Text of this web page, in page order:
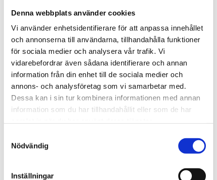
Denna webbplats använder cookies
Vi använder enhetsidentifierare för att anpassa innehållet
och annonserna till användarna, tillhandahålla funktioner
för sociala medier och analysera vår trafik. Vi
vidarebefordrar även sådana identifierare och annan
information från din enhet till de sociala medier och
annons- och analysföretag som vi samarbetar med.
Dessa kan i sin tur kombinera informationen med annan
information som du har tillhandahållit eller som de har
Nödvändig
Inställningar
servicehus.
Husdjur ej tillåtet i denna stuga.
Se fler bilder i Onlinebokningssystemet